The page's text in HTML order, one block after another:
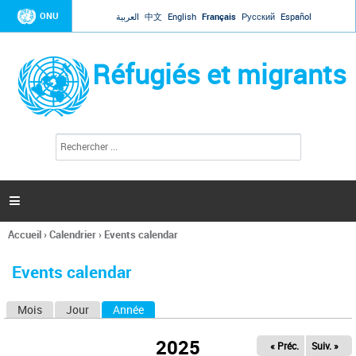
Jump to navigation
ONU العربية 中文 English Français Русский Español
Réfugiés et migrants
l
c
h
e

Vous
ici
Accueil›Calendrier› Events calendar
Events calendar
Mois Jour Année
2025 « Préc. Suiv. »